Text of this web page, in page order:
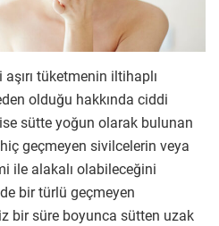
tüketmenin iltihaplı
olduğu hakkında ciddi
sütte yoğun olarak bulunan
geçmeyen sivilcelerin veya
ile alakalı olabileceğini
bir türlü geçmeyen
bir süre boyunca sütten uzak